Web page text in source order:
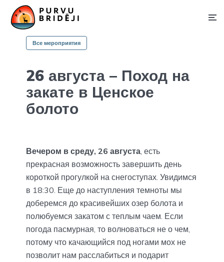
Все мероприятия
26 августа – Поход на
закате в Ценское
болото
Вечером в среду, 26 августа , есть
прекрасная возможность завершить день
короткой прогулкой на снегоступах. Увидимся
в 18:30. Еще до наступления темноты мы
доберемся до красивейших озер болота и
полюбуемся закатом с теплым чаем. Если
погода пасмурная, то волноваться не о чем,
потому что качающийся под ногами мох не
позволит нам расслабиться и подарит